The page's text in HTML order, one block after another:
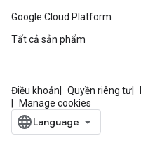
Google Cloud Platform
Tất cả sản phẩm
Điều khoản Quyền riêng tư
Manage cookies